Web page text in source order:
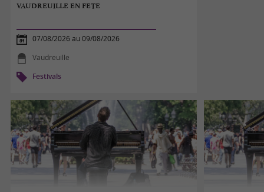
VAUDREUILLE EN FETE
07/08/2026 au 09/08/2026
Vaudreuille
Festivals